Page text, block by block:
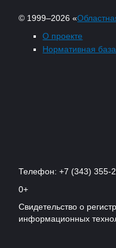
© 1999–2026 «
О проекте
Нормативная база
Телефон: +7 (343) 355-
0+
Свидетельство о
информационных